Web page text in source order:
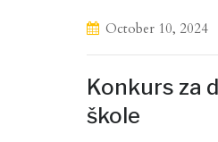
October 10, 2024
Konkurs za
škole